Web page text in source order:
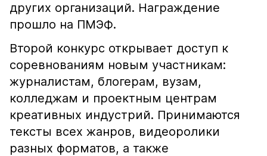
других организаций. Награждение
прошло на ПМЭФ.
Второй конкурс открывает доступ к
соревнованиям новым участникам:
журналистам, блогерам, вузам,
колледжам и проектным центрам
креативных индустрий. Принимаются
тексты всех жанров, видеоролики
разных форматов, а также